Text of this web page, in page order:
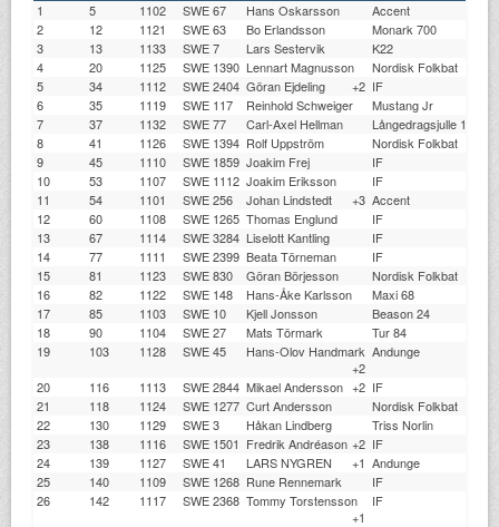
1 5 1102 SWE 67 Hans Oskarsson
Accent
2
12 1121 SWE 63 Bo Erlandsson
Monark 700
3
13 1133 SWE 7 Lars Sestervik
K22
4
20 1125 SWE 1390 Lennart Magnusson
Nordisk Folkbat
5
34 1112 SWE 2404 Göran Ejdeling +2 IF
6
35 1119 SWE 117 Reinhold Schweiger
Mustang Jr
7
37 1132 SWE 77 Carl-Axel Hellman
Långedragsjulle 14 kvm
8
41 1126 SWE 1394 Rolf Uppström
Nordisk Folkbat
9
45 1110 SWE 1859 Joakim Frej
IF
10
53 1107 SWE 1112 Joakim Eriksson
IF
11
54 1101 SWE 256 Johan Lindstedt +3 Accent
12
60 1108 SWE 1265 Thomas Englund
IF
13
67 1114 SWE 3284 Liselott Kantling
IF
14
77 1111 SWE 2399 Beata Törneman
IF
15
81 1123 SWE 830 Göran Börjesson
Nordisk Folkbat
16
82 1122 SWE 148 Hans-Åke Karlsson
Maxi 68
17
85 1103 SWE 10 Kjell Jonsson
Beason 24
18
90 1104 SWE 27 Mats Törmark
Tur 84
19
103 1128 SWE 45
Hans-Olov Handmark
+2
Andunge
20
116 1113 SWE 2844 Mikael Andersson +2 IF
21
118 1124 SWE 1277 Curt Andersson
Nordisk Folkbat
22
130 1129 SWE 3 Håkan Lindberg
Triss Norlin
23
138 1116 SWE 1501 Fredrik Andréason +2 IF
24
139 1127 SWE 41 LARS NYGREN +1 Andunge
25
140 1109 SWE 1268 Rune Rennemark
IF
26
142 1117 SWE 2368 Tommy Torstensson
+1
IF